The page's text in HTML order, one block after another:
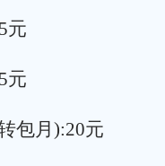
元
元
包月):20元